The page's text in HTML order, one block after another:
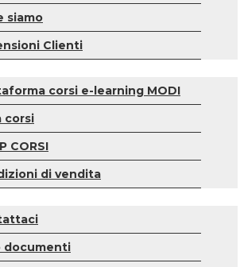
siamo
Clienti
corsi e-learning MODI
corsi
CORSI
di vendita
documenti